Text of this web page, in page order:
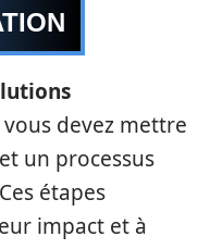
vous devez mettre
un processus
étapes
impact et à